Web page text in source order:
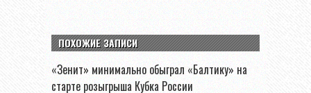
ПОХОЖИЕ ЗАПИСИ
«Зенит» минимально обыграл «Балтику» на
старте розыгрыша Кубка России